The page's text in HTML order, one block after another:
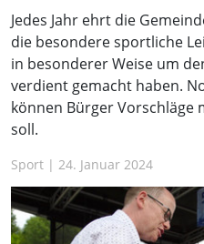
Jedes Jahr ehrt die
die besondere sportliche
in besonderer Weise um
verdient gemacht haben.
können Bürger Vorschläge
soll.
Sport | 24. Januar 2024